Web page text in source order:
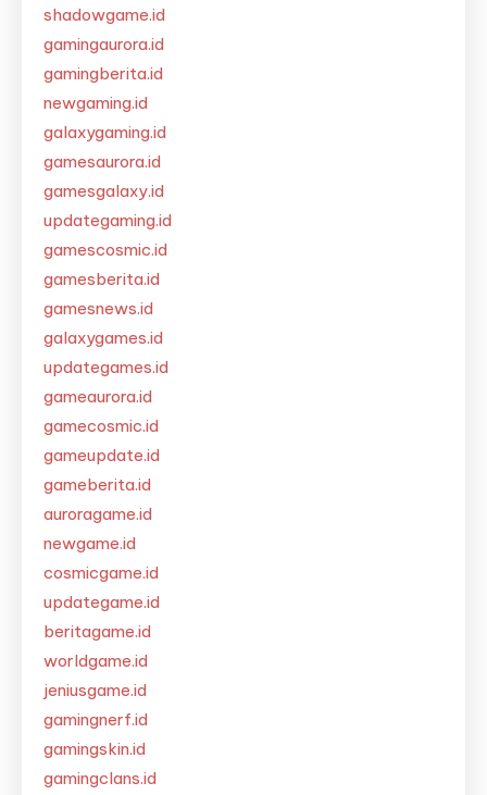
shadowgame.id
gamingaurora.id
gamingberita.id
newgaming.id
galaxygaming.id
gamesaurora.id
gamesgalaxy.id
updategaming.id
gamescosmic.id
gamesberita.id
gamesnews.id
galaxygames.id
updategames.id
gameaurora.id
gamecosmic.id
gameupdate.id
gameberita.id
auroragame.id
newgame.id
cosmicgame.id
updategame.id
beritagame.id
worldgame.id
jeniusgame.id
gamingnerf.id
gamingskin.id
gamingclans.id